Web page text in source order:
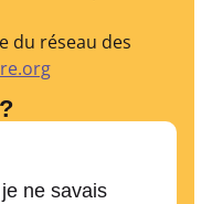
du réseau des
ne savais